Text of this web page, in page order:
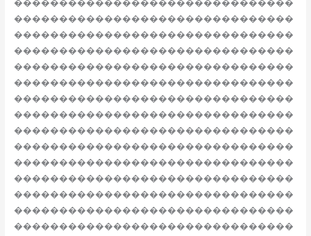
�������������������������������
�������������������������������
�������������������������������
�������������������������������
�������������������������������
�������������������������������
�������������������������������
�������������������������������
�������������������������������
�������������������������������
�������������������������������
�������������������������������
�������������������������������
�������������������������������
�������������������������������